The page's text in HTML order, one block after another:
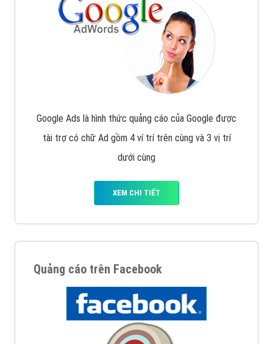
Google Ads là hình thức quảng cáo của Google được
tài trợ có chữ Ad gồm 4 ví trí trên cùng và 3 vị trí
dưới cùng
XEM CHI TIẾT
Quảng cáo trên Facebook